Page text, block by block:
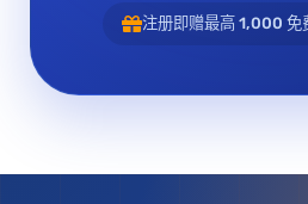
注册即赠最高 1,000 免